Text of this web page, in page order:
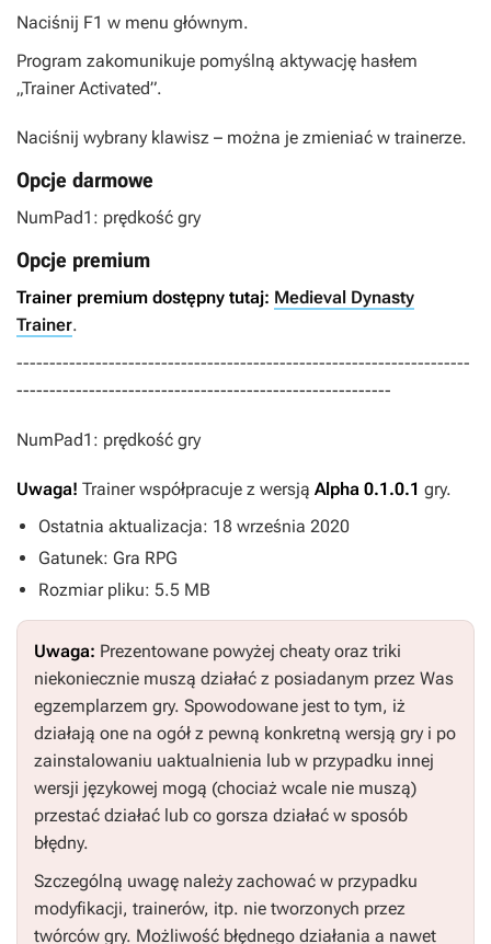
Naciśnij F1 w menu głównym.
Program zakomunikuje pomyślną aktywację hasłem
„Trainer Activated”.
Naciśnij wybrany klawisz – można je zmieniać w trainerze.
Opcje darmowe
NumPad1: prędkość gry
Opcje premium
Trainer premium dostępny tutaj: Medieval Dynasty
Trainer.
---------------------------------------------------------------------
---------------------------------------------------------
NumPad1: prędkość gry
Uwaga! Trainer współpracuje z wersją Alpha 0.1.0.1 gry.
Ostatnia aktualizacja: 18 września 2020
Gatunek: Gra RPG
Rozmiar pliku: 5.5 MB
Uwaga: Prezentowane powyżej cheaty oraz triki
niekoniecznie muszą działać z posiadanym przez Was
egzemplarzem gry. Spowodowane jest to tym, iż
działają one na ogół z pewną konkretną wersją gry i po
zainstalowaniu uaktualnienia lub w przypadku innej
wersji językowej mogą (chociaż wcale nie muszą)
przestać działać lub co gorsza działać w sposób
błędny.
Szczególną uwagę należy zachować w przypadku
modyfikacji, trainerów, itp. nie tworzonych przez
twórców gry. Możliwość błędnego działania a nawet